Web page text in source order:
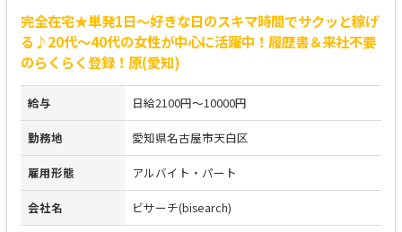
完全在宅★単発1日～好きな日のスキマ時間でサクッと稼げ
る♪20代～40代の女性が中心に活躍中！履歴書＆来社不要
のらくらく登録！原(愛知)
給与 日給2100円～10000円
勤務地 愛知県名古屋市天白区
雇用形態 アルバイト・パート
会社名 ビサーチ(bisearch)